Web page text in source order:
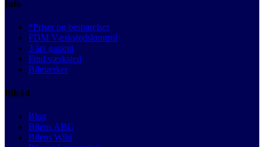
Info
*Priser og besparelser
FDM Værkstedskontrol
3 års garanti
Find værksted
Bilmærker
Bilråd
Blog
Bilens ABC
Bilens Wiki